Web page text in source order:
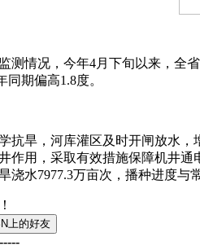
，今年4月下旬以来，全省平
同期偏高1.8度。
河库灌区及时开闸放水，增加
作用，采取有效措施保障机井
浇水7977.3万亩次，播种进度与